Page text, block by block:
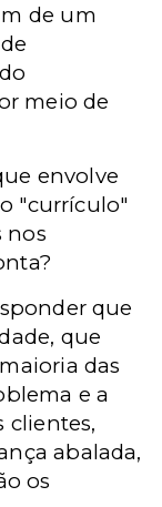
de um
meio de
envolve
"currículo"
nos
que
que
das
e a
clientes,
abalada,
os